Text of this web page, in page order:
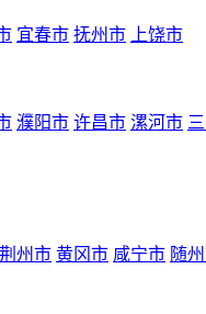
宜春市 抚州市 上饶市
濮阳市 许昌市 漯河市
荆州市 黄冈市 咸宁市 随